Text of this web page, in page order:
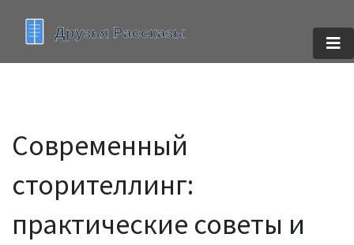
Современный
сторителлинг:
практические советы и